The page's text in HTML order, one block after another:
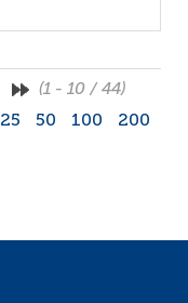
(1 - 10 / 44)
25 50 100 200